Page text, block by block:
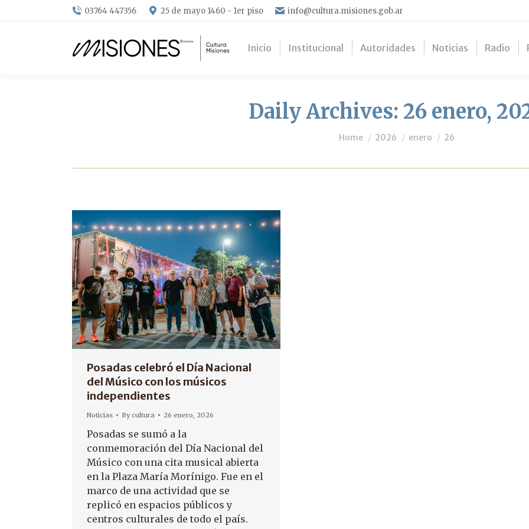
03764 447356 25 de mayo 1460 - 1er piso info@cultura.misiones.gob.ar
Inicio Institucional Autoridades Noticias Radio
Daily Archives: 26 enero,
You are here:
Home 2026 enero 26
Posadas celebró el Día Nacional
del Músico con los músicos
independientes
Noticias Bycultura 26 enero, 2026
Posadas se sumó a la
conmemoración del Día Nacional del
Músico con una cita musical abierta
en la Plaza María Morínigo. Fue en el
marco de una actividad que se
replicó en espacios públicos y
centros culturales de todo el país.